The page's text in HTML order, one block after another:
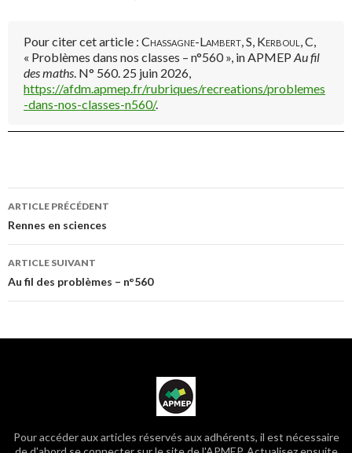
Pour citer cet article : Chassagne-Lambert, S, Kerboul, C,
« Problèmes dans nos classes – n°560 », in APMEP Au fil
des maths. N° 560. 25 juin 2026,
https://afdm.apmep.fr/rubriques/recreations/problemes
-dans-nos-classes-n560/.
Navigation
des
articles
ARTICLE PRÉCÉDENT
Rennes en sciences
ARTICLE SUIVANT
Au fil des problèmes – n°560
Pour accéder aux articles réservés aux adhérents, il est nécessaire